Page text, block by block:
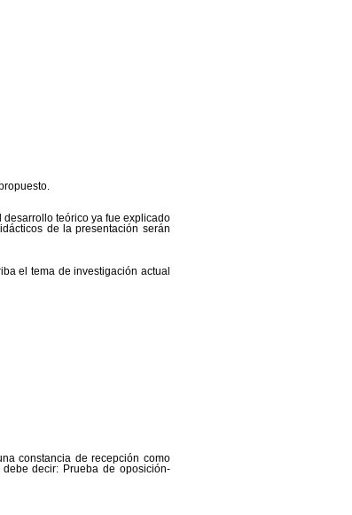
teórico ya fue explicado
de la presentación serán
el tema de investigación actual
constancia de recepción como
decir: Prueba de oposición-